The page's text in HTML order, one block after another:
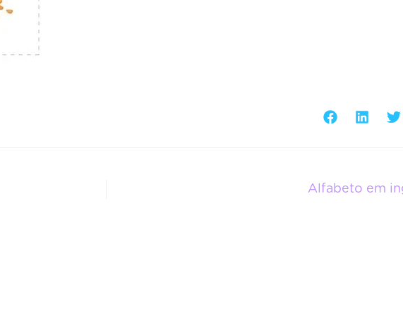
Alfabeto em